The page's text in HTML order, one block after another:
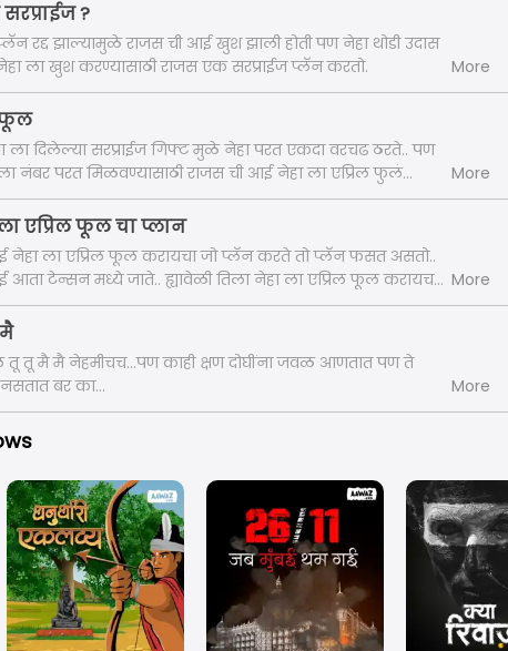
?
रद्द झाल्यामुळे राजस ची आई खुश झाली होती पण नेहा थोडी उदास
नेहा ला खुश करण्यासाठी राजस एक सरप्राईज प्लॅन करतो.
More
फूल
ला दिलेल्या सरप्राईज गिफ्ट मुळे नेहा परत एकदा वरचढ ठरते.. पण
नंबर परत मिळवण्यासाठी राजस ची आई नेहा ला एप्रिल फुलं
..
More
एप्रिल फूल चा प्लान
नेहा ला एप्रिल फूल करायचा जो प्लॅन करते तो प्लॅन फसत असतो..
आता टेन्सन मध्ये जाते.. ह्यावेळी तिला नेहा ला एप्रिल फूल करायच
More
तू मै मै नेहमीचच...पण काही क्षण दोघींना जवळ आणतात पण ते
बर का...
More